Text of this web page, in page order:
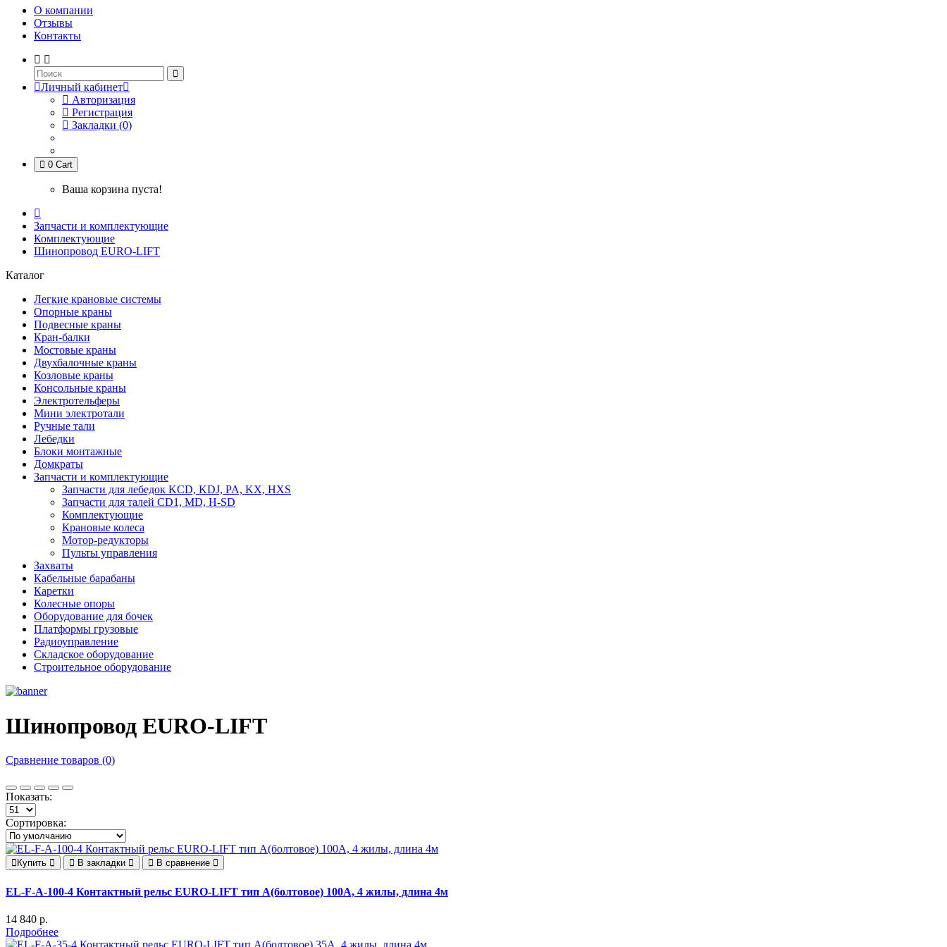
О компании
Отзывы
Контакты
Личный кабинет
Авторизация
Регистрация
Закладки (0)
0 Cart
Ваша корзина пуста!
Запчасти и комплектующие
Комплектующие
Шинопровод EURO-LIFT
Каталог
Легкие крановые системы
Опорные краны
Подвесные краны
Кран-балки
Мостовые краны
Двухбалочные краны
Козловые краны
Консольные краны
Электротельферы
Мини электротали
Ручные тали
Лебедки
Блоки монтажные
Домкраты
Запчасти и комплектующие
Запчасти для лебедок KCD, KDJ, PA, KX, HXS
Запчасти для талей CD1, MD, H-SD
Комплектующие
Крановые колеса
Мотор-редукторы
Пульты управления
Захваты
Кабельные барабаны
Каретки
Колесные опоры
Оборудование для бочек
Платформы грузовые
Радиоуправление
Складское оборудование
Строительное оборудование
Шинопровод EURO-LIFT
Сравнение товаров (0)
Показать:
Сортировка:
Купить В закладки В сравнение
EL-F-A-100-4 Контактный рельс EURO-LIFT тип А(болтовое) 100А, 4 жилы, длина 4м
14 840 р.
Подробнее